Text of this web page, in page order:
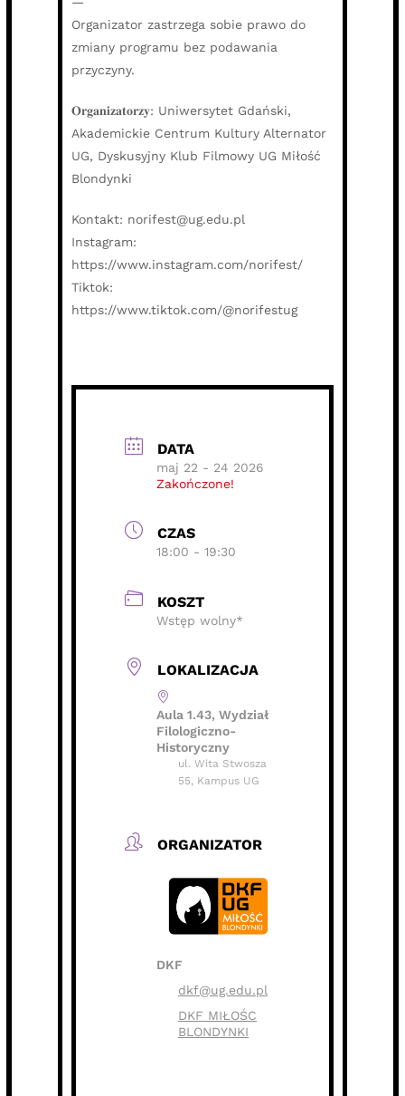
Organizator zastrzega sobie prawo do
zmiany programu bez podawania
przyczyny.
𝐎𝐫𝐠𝐚𝐧𝐢𝐳𝐚𝐭𝐨𝐫𝐳𝐲: Uniwersytet Gdański,
Akademickie Centrum Kultury Alternator
UG, Dyskusyjny Klub Filmowy UG Miłość
Blondynki
Kontakt: norifest@ug.edu.pl
Instagram:
https://www.instagram.com/norifest/
Tiktok:
https://www.tiktok.com/@norifestug
DATA
maj 22 - 24 2026
Zakończone!
CZAS
18:00 - 19:30
KOSZT
Wstęp wolny*
LOKALIZACJA
Aula 1.43, Wydział
Filologiczno-
Historyczny
ul. Wita Stwosza
55, Kampus UG
ORGANIZATOR
DKF
dkf@ug.edu.pl
DKF MIŁOŚC
BLONDYNKI